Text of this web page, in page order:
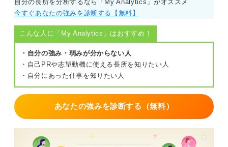
自分の長所を分析するなら「My Analytics」がオススメ
今すぐあなたの強みを診断する【無料】
こんな人に「My Analytics」はおすすめ！
・自分の強み・弱みが分からない人
・自己PRや志望動機に使える長所を知りたい人
・自分にあった仕事を知りたい人
あなたの強みを診断する（無料）